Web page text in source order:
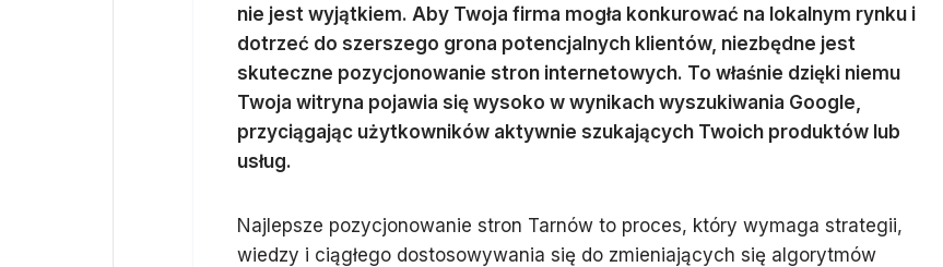
nie jest wyjątkiem. Aby Twoja firma mogła konkurować na lokalnym rynku i
dotrzeć do szerszego grona potencjalnych klientów, niezbędne jest
skuteczne pozycjonowanie stron internetowych. To właśnie dzięki niemu
Twoja witryna pojawia się wysoko w wynikach wyszukiwania Google,
przyciągając użytkowników aktywnie szukających Twoich produktów lub
usług.
Najlepsze pozycjonowanie stron Tarnów to proces, który wymaga strategii,
wiedzy i ciągłego dostosowywania się do zmieniających się algorytmów